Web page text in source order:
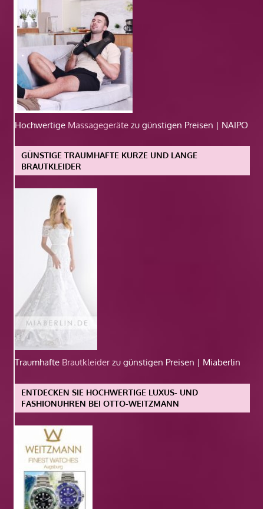
Hochwertige Massagegeräte zu günstigen Preisen | NAIPO
GÜNSTIGE TRAUMHAFTE KURZE UND LANGE
BRAUTKLEIDER
Traumhafte Brautkleiderzu günstigen Preisen | Miaberlin
ENTDECKEN SIE HOCHWERTIGE LUXUS- UND
FASHIONUHREN BEI OTTO-WEITZMANN